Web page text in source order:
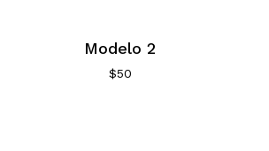
Modelo 2
$50